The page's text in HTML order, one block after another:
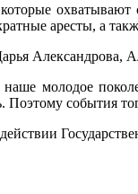
охватывают
аресты, а
Александрова,
молодое
Поэтому события